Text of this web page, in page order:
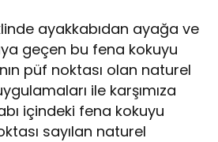
ayakkabıdan ayağa ve
geçen bu fena kokuyu
püf noktası olan naturel
ile karşımıza
içindeki fena kokuyu
sayılan naturel